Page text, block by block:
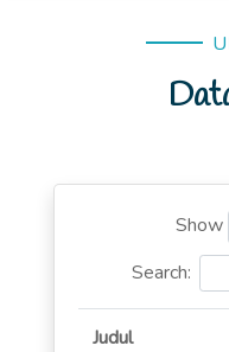
Show
Search:
Judul